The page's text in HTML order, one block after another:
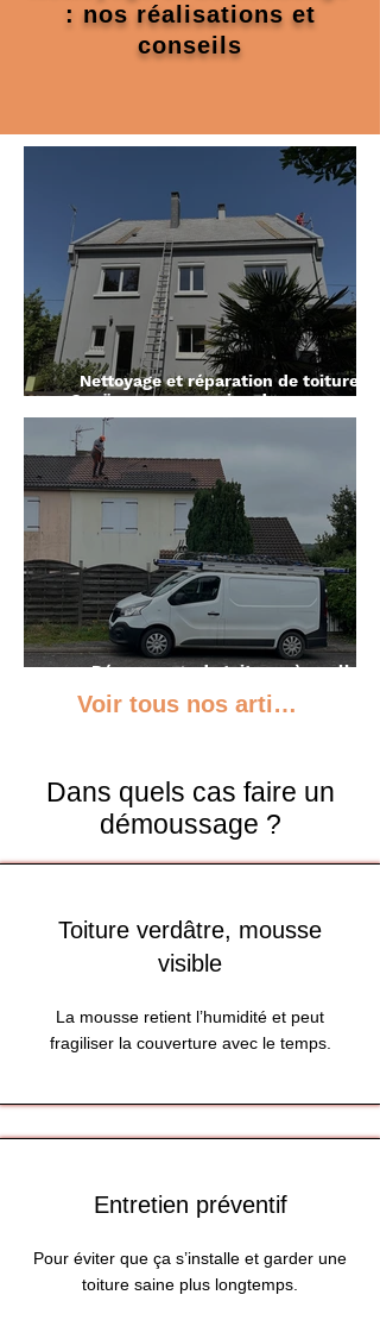
: nos réalisations et
conseils
Nettoyage et réparation de toiture à
Couëron : suppression des mousses et
reprise de tuiles
Démoussage de toiture : à quelle
Voir tous nos articles liés à ce service
Dans quels cas faire un
démoussage ?
Toiture verdâtre, mousse
visible
La mousse retient l’humidité et peut
fragiliser la couverture avec le temps.
Entretien préventif
Pour éviter que ça s’installe et garder une
toiture saine plus longtemps.